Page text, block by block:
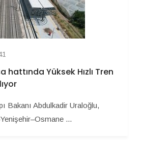
hattında Yüksek Hızlı Tren
Bakanı Abdulkadir Uraloğlu,
...